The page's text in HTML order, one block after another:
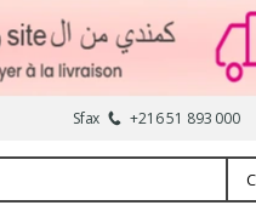
Sfax +216 51 893 000